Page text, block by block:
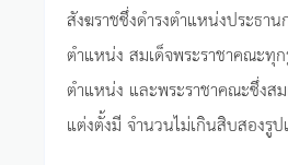
สังฆราชซึ่งดำรงตำแหน่งประธาน
ตำแหน่ง สมเด็จพระราชาคณะทุ
ตำแหน่ง และพระราชาคณะซึ่งส
แต่งตั้งมี จำนวนไม่เกินสิบสองรูป